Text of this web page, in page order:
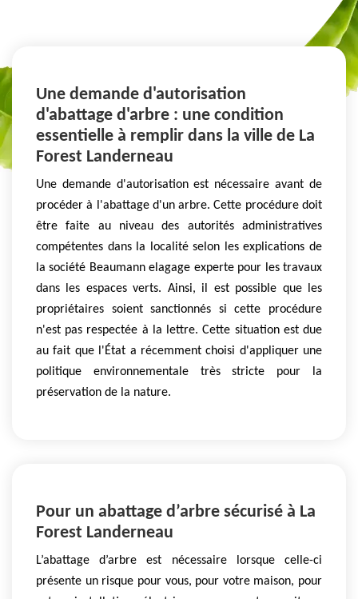
Une demande d'autorisation
d'abattage d'arbre : une condition
essentielle à remplir dans la ville de La
Forest Landerneau
Une demande d'autorisation est nécessaire avant de
procéder à l'abattage d'un arbre. Cette procédure doit
être faite au niveau des autorités administratives
compétentes dans la localité selon les explications de
la société Beaumann elagage experte pour les travaux
dans les espaces verts. Ainsi, il est possible que les
propriétaires soient sanctionnés si cette procédure
n'est pas respectée à la lettre. Cette situation est due
au fait que l'État a récemment choisi d'appliquer une
politique environnementale très stricte pour la
préservation de la nature.
Pour un abattage d’arbre sécurisé à La
Forest Landerneau
L’abattage d’arbre est nécessaire lorsque celle-ci
présente un risque pour vous, pour votre maison, pour